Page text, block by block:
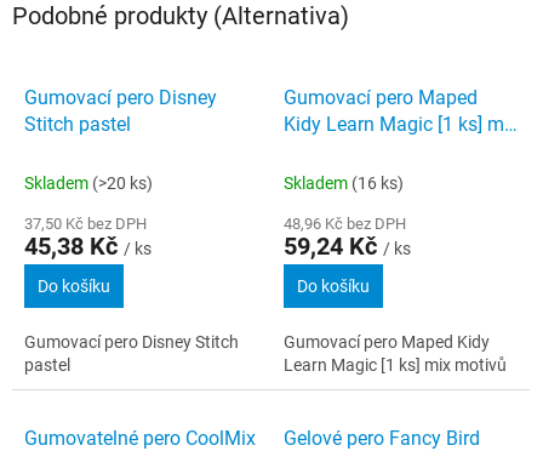
Podobné produkty (Alternativa)
Gumovací pero Disney
Stitch pastel
Skladem (>20 ks)
37,50 Kč bez DPH
45,38 Kč / ks
Do košíku
Gumovací pero Disney Stitch
pastel
Gumovací pero Maped
Kidy Learn Magic [1 ks] mix
Skladem (16 ks)
48,96 Kč bez DPH
59,24 Kč / ks
Do košíku
Gumovací pero Maped Kidy
Learn Magic [1 ks] mix motivů
Gumovatelné pero CoolMix
Gelové pero Fancy Bird